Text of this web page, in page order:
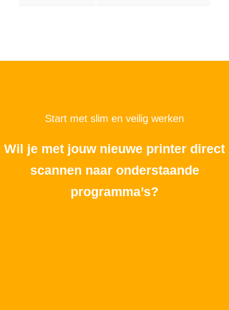
Start met slim en veilig werken
Wil je met jouw nieuwe printer direct
scannen naar onderstaande
programma’s?